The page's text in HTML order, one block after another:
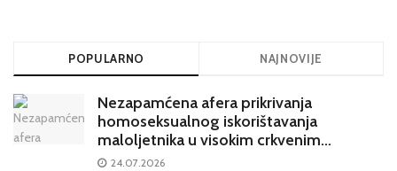
POPULARNO NAJNOVIJE
Nezapamćena afera prikrivanja
homoseksualnog iskorištavanja
maloljetnika u visokim crkvenim
krugovima potresa Hrvatsku
24.07.2026